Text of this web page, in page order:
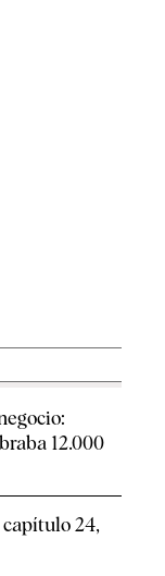
12.000
capítulo 24,